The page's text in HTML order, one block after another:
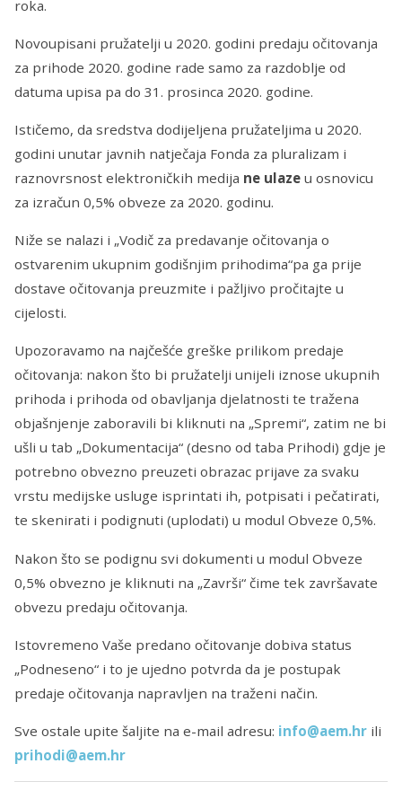
roka.
Novoupisani pružatelji u 2020. godini predaju očitovanja
za prihode 2020. godine rade samo za razdoblje od
datuma upisa pa do 31. prosinca 2020. godine.
Ističemo, da sredstva dodijeljena pružateljima u 2020.
godini unutar javnih natječaja Fonda za pluralizam i
raznovrsnost elektroničkih medija ne ulaze u osnovicu
za izračun 0,5% obveze za 2020. godinu.
Niže se nalazi i „Vodič za predavanje očitovanja o
ostvarenim ukupnim godišnjim prihodima“pa ga prije
dostave očitovanja preuzmite i pažljivo pročitajte u
cijelosti.
Upozoravamo na najčešće greške prilikom predaje
očitovanja: nakon što bi pružatelji unijeli iznose ukupnih
prihoda i prihoda od obavljanja djelatnosti te tražena
objašnjenje zaboravili bi kliknuti na „Spremi“, zatim ne bi
ušli u tab „Dokumentacija“ (desno od taba Prihodi) gdje je
potrebno obvezno preuzeti obrazac prijave za svaku
vrstu medijske usluge isprintati ih, potpisati i pečatirati,
te skenirati i podignuti (uplodati) u modul Obveze 0,5%.
Nakon što se podignu svi dokumenti u modul Obveze
0,5% obvezno je kliknuti na „Završi“ čime tek završavate
obvezu predaju očitovanja.
Istovremeno Vaše predano očitovanje dobiva status
„Podneseno“ i to je ujedno potvrda da je postupak
predaje očitovanja napravljen na traženi način.
Sve ostale upite šaljite na e-mail adresu: info@aem.hr ili
prihodi@aem.hr